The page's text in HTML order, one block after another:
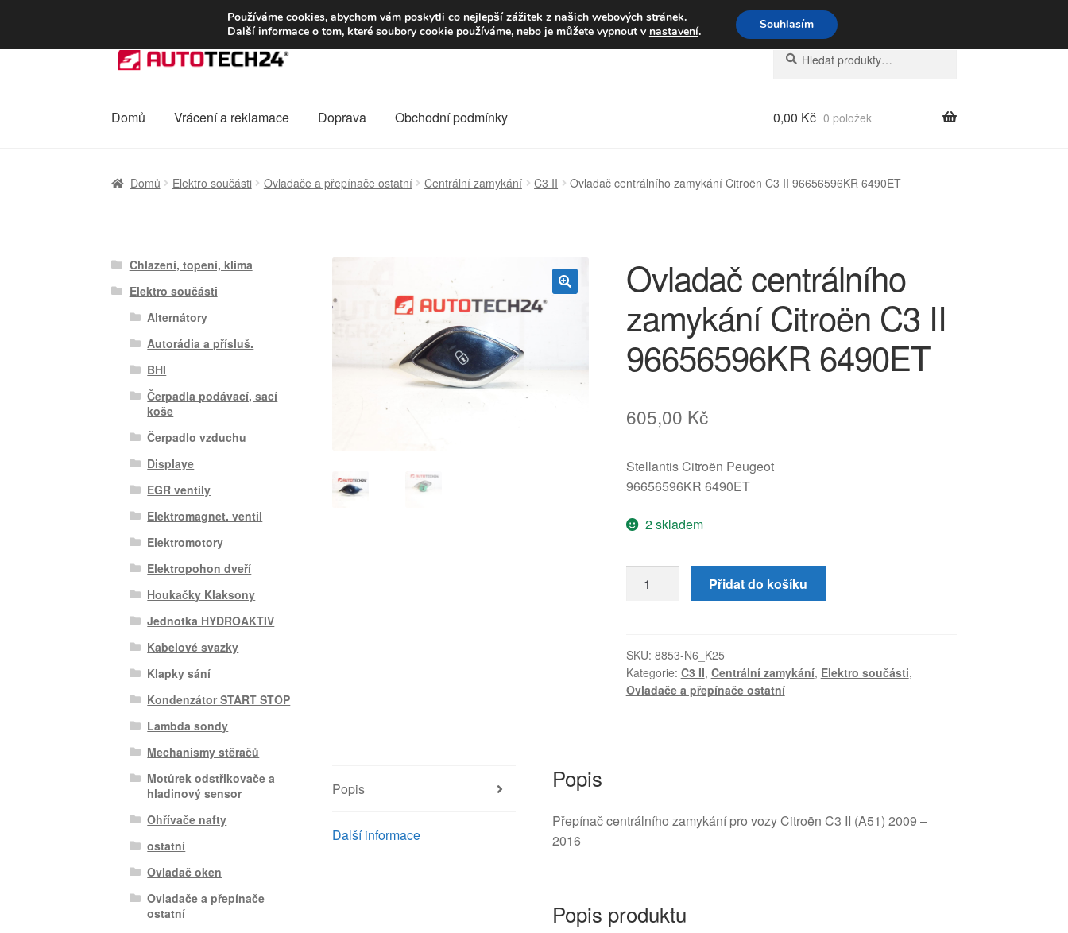
DOPRAVA od 139,-Kč Volejte po-pá 9-16 704 494 494
Přeskočit
na
Přejít
webu
Hledat:
Hledat
Domů Vrácení a reklamace Doprava Obchodní podmínky 0,00 Kč 0 položek
Domů Elektro součásti Ovladače a přepínače ostatní Centrální zamykání C3 II Ovladač centrálního zamykání Citroën C3 II 96656596KR 6490ET
Ovladač centrálního
zamykání Citroën C3 II
96656596KR 6490ET
605,00 Kč
Stellantis Citroën Peugeot
96656596KR 6490ET
2 skladem
centrálního
C3
II
96656596KR
Přidat do košíku
SKU: 8853-N6_K25
Kategorie: C3 II, Centrální zamykání, Elektro součásti,
Ovladače a přepínače ostatní
Popis
Další informace
Popis
Přepínač centrálního zamykání pro vozy Citroën C3 II (A51) 2009 –
2016
Popis produktu
Chlazení, topení, klima
Elektro součásti
Alternátory
Autorádia a přísluš.
BHI
Čerpadla podávací, sací
koše
Čerpadlo vzduchu
Displaye
EGR ventily
Elektromagnet. ventil
Elektromotory
Elektropohon dveří
Houkačky Klaksony
Jednotka HYDROAKTIV
Kabelové svazky
Klapky sání
Kondenzátor START STOP
Lambda sondy
Mechanismy stěračů
Motůrek odstřikovače a
hladinový sensor
Ohřívače nafty
ostatní
Ovladač oken
Ovladače a přepínače
ostatní
Používáme cookies, abychom vám poskytli co nejlepší zážitek z našich webových stránek.
Další informace o tom, které soubory cookie používáme, nebo je můžete vypnout v nastavení. Souhlasím